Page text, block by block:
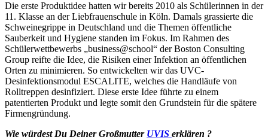
Die erste Produktidee hatten wir bereits 2010 als Schülerinnen in der
11. Klasse an der Liebfrauenschule in Köln. Damals grassierte die
Schweinegrippe in Deutschland und die Themen öffentliche
Sauberkeit und Hygiene standen im Fokus. Im Rahmen des
Schülerwettbewerbs „business@school“ der Boston Consulting
Group reifte die Idee, die Risiken einer Infektion an öffentlichen
Orten zu minimieren. So entwickelten wir das UVC-
Desinfektionsmodul ESCALITE, welches die Handläufe von
Rolltreppen desinfiziert. Diese erste Idee führte zu einem
patentierten Produkt und legte somit den Grundstein für die spätere
Firmengründung.
Wie würdest Du Deiner Großmutter UVIS erklären ?